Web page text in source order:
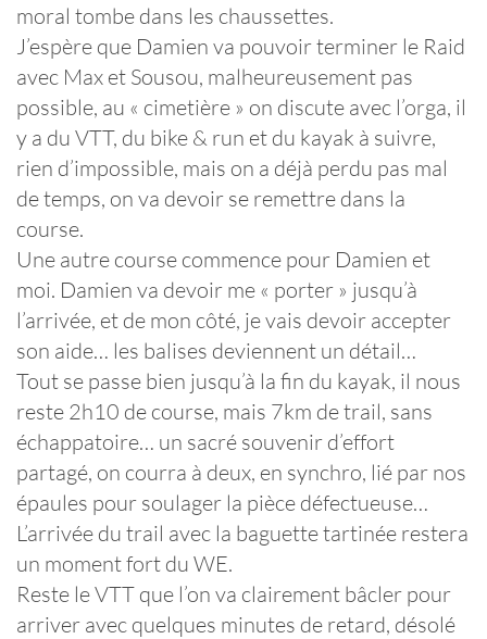
moral tombe dans les chaussettes.
J’espère que Damien va pouvoir terminer le Raid
avec Max et Sousou, malheureusement pas
possible, au « cimetière » on discute avec l’orga, il
y a du VTT, du bike & run et du kayak à suivre,
rien d’impossible, mais on a déjà perdu pas mal
de temps, on va devoir se remettre dans la
course.
Une autre course commence pour Damien et
moi. Damien va devoir me « porter » jusqu’à
l’arrivée, et de mon côté, je vais devoir accepter
son aide… les balises deviennent un détail…
Tout se passe bien jusqu’à la fin du kayak, il nous
reste 2h10 de course, mais 7km de trail, sans
échappatoire… un sacré souvenir d’effort
partagé, on courra à deux, en synchro, lié par nos
épaules pour soulager la pièce défectueuse…
L’arrivée du trail avec la baguette tartinée restera
un moment fort du WE.
Reste le VTT que l’on va clairement bâcler pour
arriver avec quelques minutes de retard, désolé